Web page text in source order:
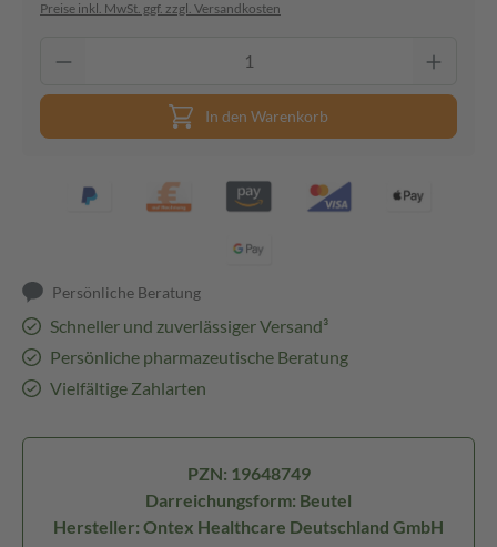
Preise inkl. MwSt. ggf. zzgl. Versandkosten
In den Warenkorb
Persönliche Beratung
Schneller und zuverlässiger Versand³
Persönliche pharmazeutische Beratung
Vielfältige Zahlarten
PZN: 19648749
Darreichungsform: Beutel
Hersteller: Ontex Healthcare Deutschland GmbH